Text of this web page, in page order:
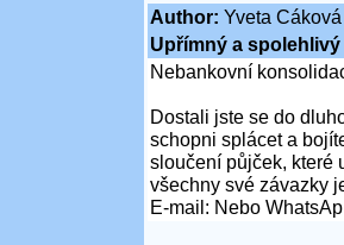
Author: Yveta Cáková
Upřímný a
Nebankovní
Dostali jste se do
schopni splácet a
sloučení půjček, které
všechny své závazky
E-mail: Nebo